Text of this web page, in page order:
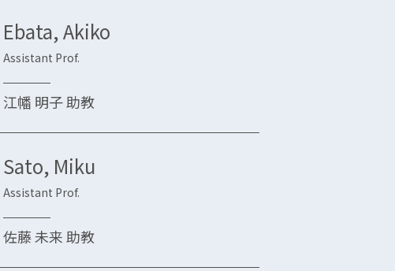
Ebata, Akiko
Assistant Prof.
江幡 明子 助教
Sato, Miku
Assistant Prof.
佐藤 未来 助教